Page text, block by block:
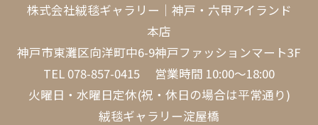
株式会社絨毯ギャラリー｜神戸・六甲アイランド
本店
神戸市東灘区向洋町中6-9神戸ファッションマート3F
TEL 078-857-0415 営業時間 10:00～18:00
火曜日・水曜日定休(祝・休日の場合は平常通り)
絨毯ギャラリー淀屋橋